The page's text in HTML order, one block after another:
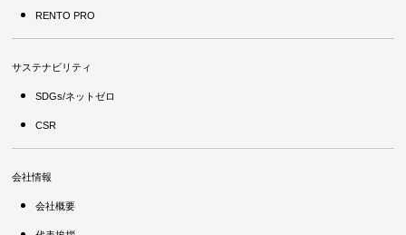
RENTO PRO
サステナビリティ
SDGs/ネットゼロ
CSR
会社情報
会社概要